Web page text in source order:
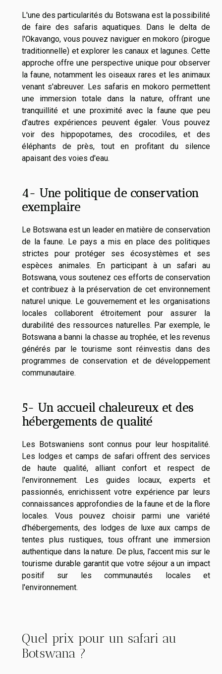
L'une des particularités du Botswana est la possibilité
de faire des safaris aquatiques. Dans le delta de
l'Okavango, vous pouvez naviguer en mokoro (pirogue
traditionnelle) et explorer les canaux et lagunes. Cette
approche offre une perspective unique pour observer
la faune, notamment les oiseaux rares et les animaux
venant s'abreuver. Les safaris en mokoro permettent
une immersion totale dans la nature, offrant une
tranquillité et une proximité avec la faune que peu
d'autres expériences peuvent égaler. Vous pouvez
voir des hippopotames, des crocodiles, et des
éléphants de près, tout en profitant du silence
apaisant des voies d'eau.
4- Une politique de conservation
exemplaire
Le Botswana est un leader en matière de conservation
de la faune. Le pays a mis en place des politiques
strictes pour protéger ses écosystèmes et ses
espèces animales. En participant à un safari au
Botswana, vous soutenez ces efforts de conservation
et contribuez à la préservation de cet environnement
naturel unique. Le gouvernement et les organisations
locales collaborent étroitement pour assurer la
durabilité des ressources naturelles. Par exemple, le
Botswana a banni la chasse au trophée, et les revenus
générés par le tourisme sont réinvestis dans des
programmes de conservation et de développement
communautaire.
5- Un accueil chaleureux et des
hébergements de qualité
Les Botswaniens sont connus pour leur hospitalité.
Les lodges et camps de safari offrent des services
de haute qualité, alliant confort et respect de
l'environnement. Les guides locaux, experts et
passionnés, enrichissent votre expérience par leurs
connaissances approfondies de la faune et de la flore
locales. Vous pouvez choisir parmi une variété
d'hébergements, des lodges de luxe aux camps de
tentes plus rustiques, tous offrant une immersion
authentique dans la nature. De plus, l'accent mis sur le
tourisme durable garantit que votre séjour a un impact
positif sur les communautés locales et
l'environnement.
Quel prix pour un safari au
Botswana ?